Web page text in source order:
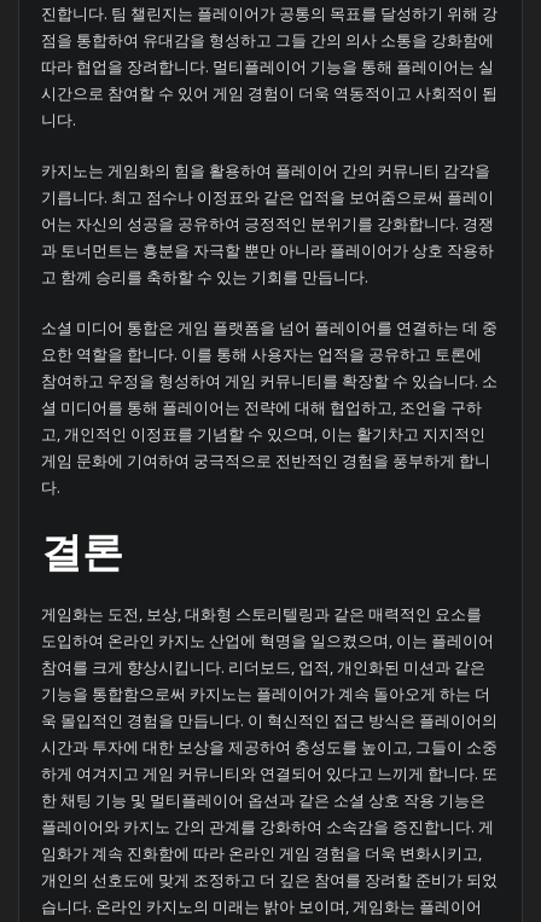
진합니다. 팀 챌린지는 플레이어가 공통의 목표를 달성하기 위해 강
점을 통합하여 유대감을 형성하고 그들 간의 의사 소통을 강화함에
따라 협업을 장려합니다. 멀티플레이어 기능을 통해 플레이어는 실
시간으로 참여할 수 있어 게임 경험이 더욱 역동적이고 사회적이 됩
니다.
카지노는 게임화의 힘을 활용하여 플레이어 간의 커뮤니티 감각을
기릅니다. 최고 점수나 이정표와 같은 업적을 보여줌으로써 플레이
어는 자신의 성공을 공유하여 긍정적인 분위기를 강화합니다. 경쟁
과 토너먼트는 흥분을 자극할 뿐만 아니라 플레이어가 상호 작용하
고 함께 승리를 축하할 수 있는 기회를 만듭니다.
소셜 미디어 통합은 게임 플랫폼을 넘어 플레이어를 연결하는 데 중
요한 역할을 합니다. 이를 통해 사용자는 업적을 공유하고 토론에
참여하고 우정을 형성하여 게임 커뮤니티를 확장할 수 있습니다. 소
셜 미디어를 통해 플레이어는 전략에 대해 협업하고, 조언을 구하
고, 개인적인 이정표를 기념할 수 있으며, 이는 활기차고 지지적인
게임 문화에 기여하여 궁극적으로 전반적인 경험을 풍부하게 합니
다.
결론
게임화는 도전, 보상, 대화형 스토리텔링과 같은 매력적인 요소를
도입하여 온라인 카지노 산업에 혁명을 일으켰으며, 이는 플레이어
참여를 크게 향상시킵니다. 리더보드, 업적, 개인화된 미션과 같은
기능을 통합함으로써 카지노는 플레이어가 계속 돌아오게 하는 더
욱 몰입적인 경험을 만듭니다. 이 혁신적인 접근 방식은 플레이어의
시간과 투자에 대한 보상을 제공하여 충성도를 높이고, 그들이 소중
하게 여겨지고 게임 커뮤니티와 연결되어 있다고 느끼게 합니다. 또
한 채팅 기능 및 멀티플레이어 옵션과 같은 소셜 상호 작용 기능은
플레이어와 카지노 간의 관계를 강화하여 소속감을 증진합니다. 게
임화가 계속 진화함에 따라 온라인 게임 경험을 더욱 변화시키고,
개인의 선호도에 맞게 조정하고 더 깊은 참여를 장려할 준비가 되었
습니다. 온라인 카지노의 미래는 밝아 보이며, 게임화는 플레이어